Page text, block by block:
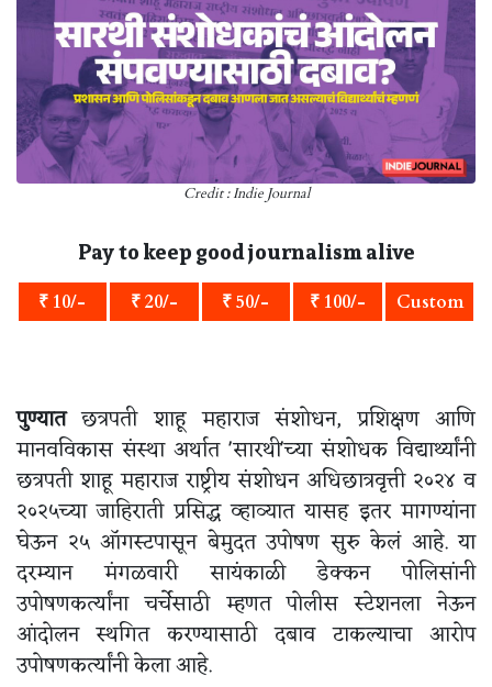
Credit : Indie Journal
Pay to keep good journalism alive
₹ 10/- ₹ 20/- ₹ 50/- ₹ 100/- Custom
पुण्यातछत्रपती शाहू महाराज संशोधन, प्रशिक्षण आणि
मानवविकास संस्था अर्थात 'सारथी'च्या संशोधक विद्यार्थ्यांनी
छत्रपती शाहू महाराज राष्ट्रीय संशोधन अधिछात्रवृत्ती २०२४ व
२०२५च्या जाहिराती प्रसिद्ध व्हाव्यात यासह इतर मागण्यांना
घेऊन २५ ऑगस्टपासून बेमुदत उपोषण सुरु केलं आहे. या
दरम्यान मंगळवारी सायंकाळी डेक्कन पोलिसांनी
उपोषणकर्त्यांना चर्चेसाठी म्हणत पोलीस स्टेशनला नेऊन
आंदोलन स्थगित करण्यासाठी दबाव टाकल्याचा आरोप
उपोषणकर्त्यांनी केला आहे.